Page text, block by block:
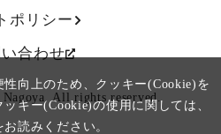
ポリシー
合わせ
All rights reserved.
向上のため、クッキー(Cookie)を
キー(Cookie)の使用に関しては、
お読みください。